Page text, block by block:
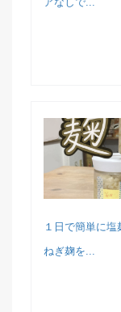
１日で簡単に
ねぎ麹を...